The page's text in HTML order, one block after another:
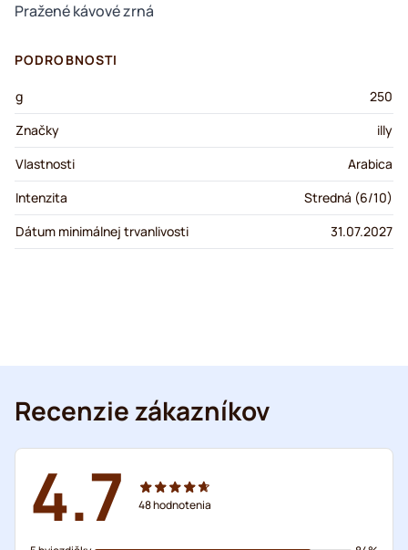
Pražené kávové zrná
PODROBNOSTI
g
250
Značky
illy
Vlastnosti
Arabica
Intenzita
Stredná (6/10)
Dátum minimálnej trvanlivosti
31.07.2027
Recenzie zákazníkov
4.7 48hodnotenia